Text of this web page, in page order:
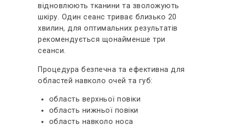
відновлюють тканини та зволожують
шкіру. Один сеанс триває близько 20
хвилин, для оптимальних результатів
рекомендується щонайменше три
сеанси.
Процедура безпечна та ефективна для
областей навколо очей та губ:
область верхньої повіки
область нижньої повіки
область навколо носа